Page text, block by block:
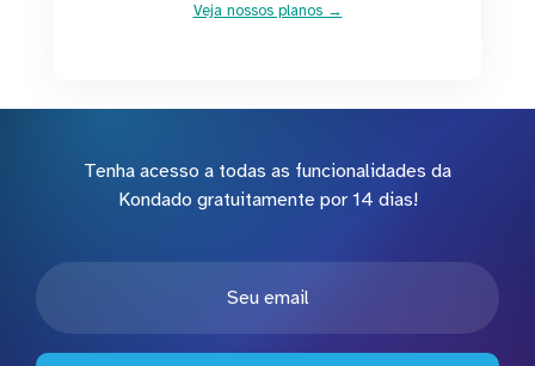
Veja nossos planos →
Tenha acesso a todas as funcionalidades da
Kondado gratuitamente por 14 dias!